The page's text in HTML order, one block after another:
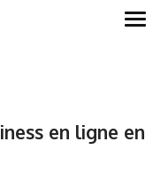
en ligne en